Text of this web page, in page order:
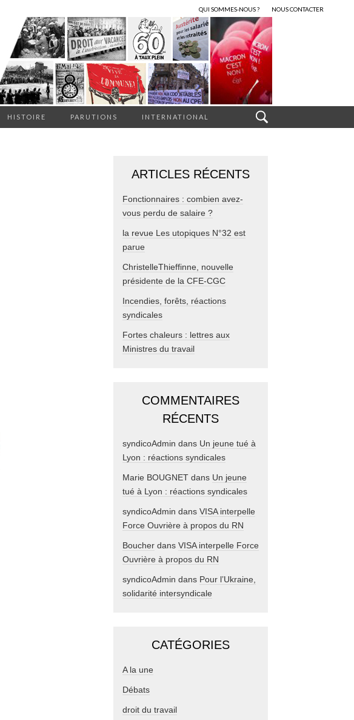
QUI SOMMES-NOUS ? NOUS CONTACTER
HISTOIRE PARUTIONS INTERNATIONAL
ARTICLES RÉCENTS
Fonctionnaires : combien avez-
vous perdu de salaire ?
la revue Les utopiques N°32 est
parue
ChristelleThieffinne, nouvelle
présidente de la CFE-CGC
Incendies, forêts, réactions
syndicales
Fortes chaleurs : lettres aux
Ministres du travail
COMMENTAIRES
RÉCENTS
syndicoAdmin dans Un jeune tué à
Lyon : réactions syndicales
Marie BOUGNET dans Un jeune
tué à Lyon : réactions syndicales
syndicoAdmin dans VISA interpelle
Force Ouvrière à propos du RN
Boucher dans VISA interpelle Force
Ouvrière à propos du RN
syndicoAdmin dans Pour l’Ukraine,
solidarité intersyndicale
CATÉGORIES
A la une
Débats
droit du travail